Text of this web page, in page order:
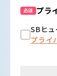
必須 プラ
SBヒ
プライ